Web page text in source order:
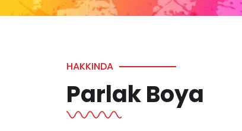
HAKKINDA
Parlak Boya